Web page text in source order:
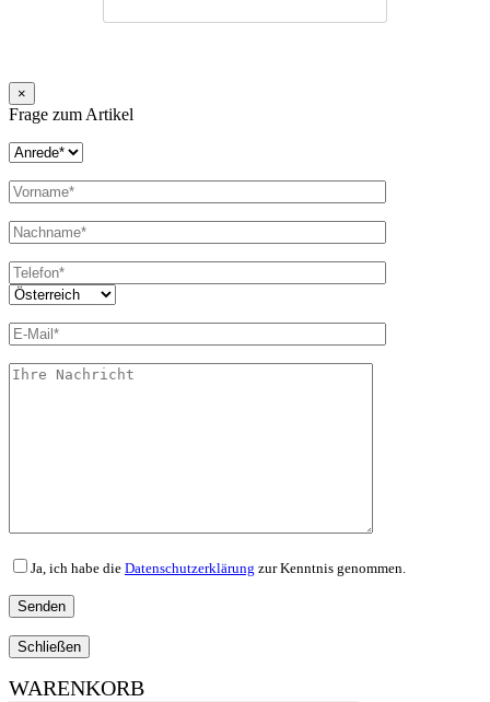
×
Frage zum Artikel
Ja, ich habe die Datenschutzerklärung zur Kenntnis genommen.
Schließen
WARENKORB